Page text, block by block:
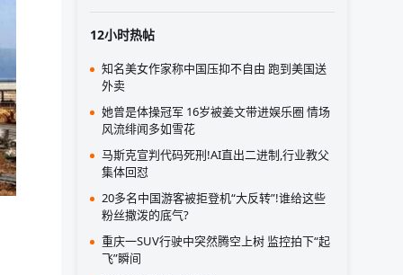
12小时热帖
知名美女作家称中国压抑不自由 跑到美国送
外卖
她曾是体操冠军 16岁被姜文带进娱乐圈 情场
风流绯闻多如雪花
马斯克宣判代码死刑!AI直出二进制,行业教父
集体回怼
20多名中国游客被拒登机“大反转”!谁给这些
粉丝撒泼的底气?
重庆一SUV行驶中突然腾空上树 监控拍下“起
飞”瞬间